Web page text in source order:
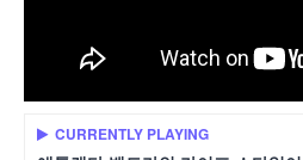
CURRENTLY PLAYING